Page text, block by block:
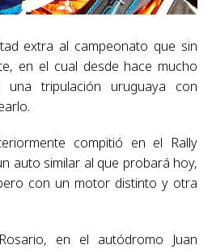
extra al campeonato que sin
en el cual desde hace mucho
tripulación uruguaya con
compitió en el Rally
auto similar al que probará hoy,
con un motor distinto y otra
en el autódromo Juan